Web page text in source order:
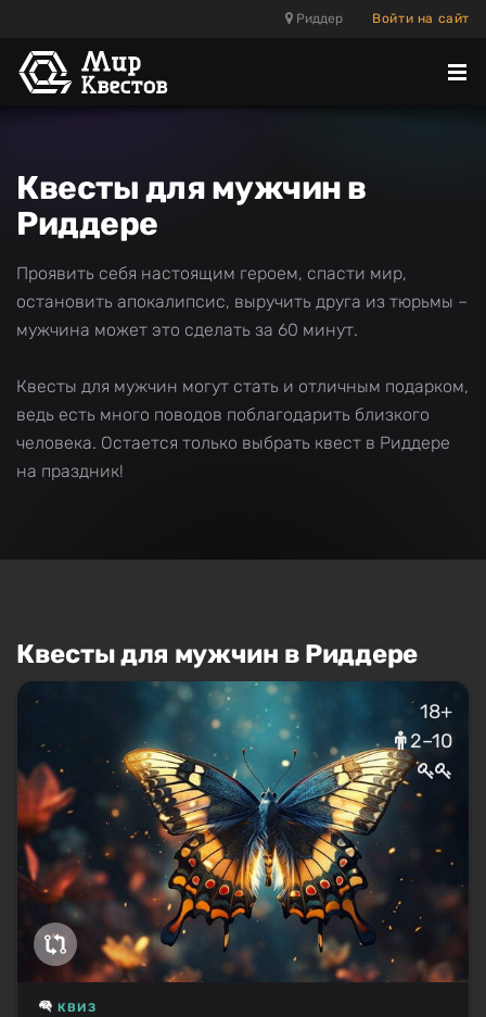
Риддер Войти на сайт
Квесты для мужчин в
Риддере
Проявить себя настоящим героем, спасти мир,
остановить апокалипсис, выручить друга из тюрьмы –
мужчина может это сделать за 60 минут.
Квесты для мужчин могут стать и отличным подарком,
ведь есть много поводов поблагодарить близкого
человека. Остается только выбрать квест в Риддере
на праздник!
Квесты для мужчин в Риддере
18+
2–10
КВИЗ